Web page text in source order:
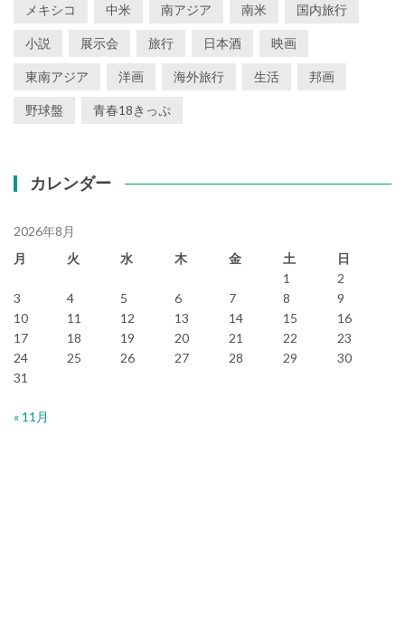
メキシコ 中米 南アジア 南米 国内旅行
小説 展示会 旅行 日本酒 映画
東南アジア 洋画 海外旅行 生活 邦画
野球盤 青春18きっぷ
カレンダー
2026年8月
月
火 水 木 金 土
日
1
2
3
4 5 6 7 8
9
10
11 12 13 14 15
16
17
18 19 20 21 22
23
24
25 26 27 28 29
30
31
« 11月